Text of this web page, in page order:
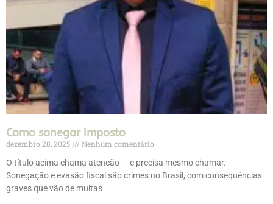
Como sonegar imposto
dezembro 28, 2025
Nenhum comentário
O título acima chama atenção — e precisa mesmo chamar.
Sonegação e evasão fiscal são crimes no Brasil, com consequências
graves que vão de multas